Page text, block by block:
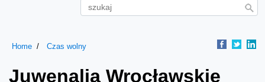
Home Czas wolny
Juwenalia Wrocławskie